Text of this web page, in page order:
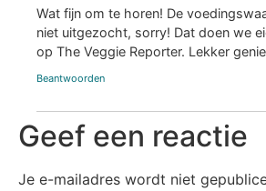
Wat fijn om te horen! De
niet uitgezocht, sorry! Dat doen we
op The Veggie Reporter. Lekker
Beantwoorden
Geef een reactie
Je e-mailadres wordt niet